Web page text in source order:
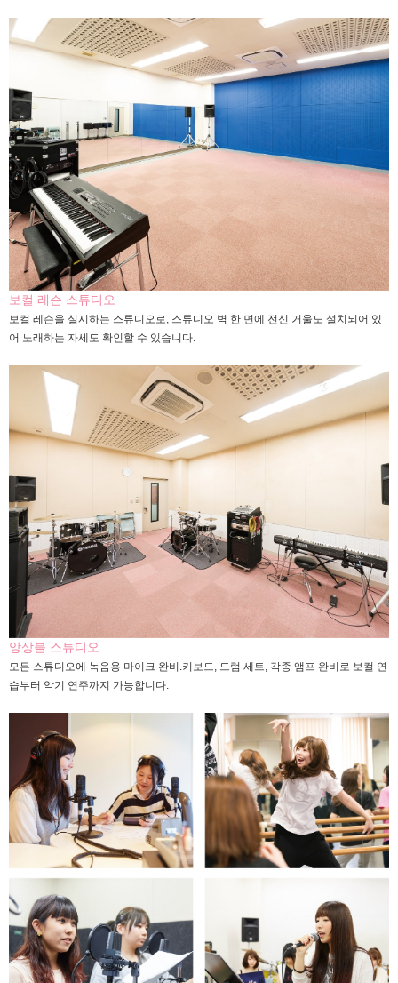
보컬 레슨 스튜디오
보컬 레슨을 실시하는 스튜디오로, 스튜디오 벽 한 면에 전신 거울도 설치되어 있
어 노래하는 자세도 확인할 수 있습니다.
앙상블 스튜디오
모든 스튜디오에 녹음용 마이크 완비.키보드, 드럼 세트, 각종 앰프 완비로 보컬 연
습부터 악기 연주까지 가능합니다.